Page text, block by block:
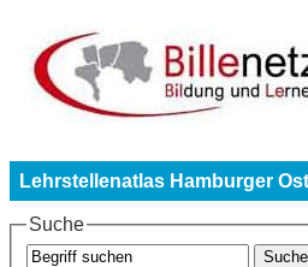
Lehrstellenatlas Hamburger
Suche